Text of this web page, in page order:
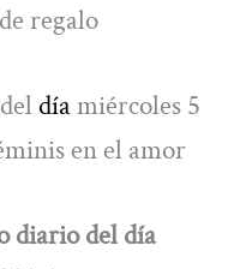
regalo
del díamiércoles 5
en el amor
diario del día